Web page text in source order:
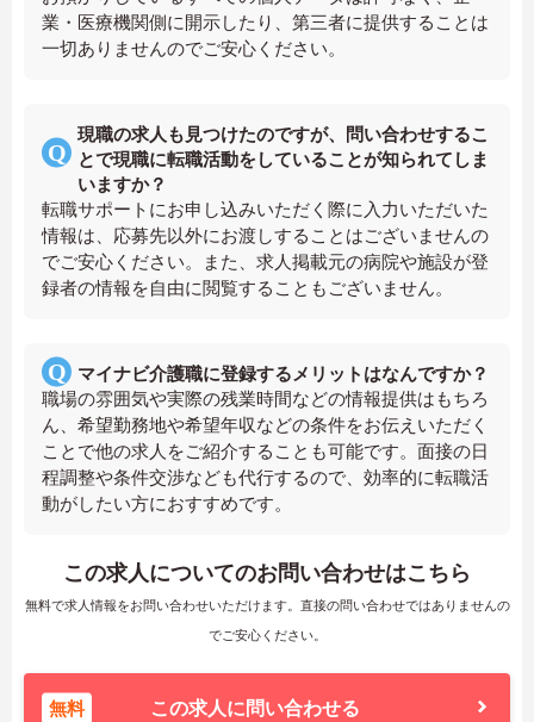
業・医療機関側に開示したり、第三者に提供することは
一切ありませんのでご安心ください。
現職の求人も見つけたのですが、問い合わせするこ
とで現職に転職活動をしていることが知られてしま
いますか？
転職サポートにお申し込みいただく際に入力いただいた
情報は、応募先以外にお渡しすることはございませんの
でご安心ください。また、求人掲載元の病院や施設が登
録者の情報を自由に閲覧することもございません。
マイナビ介護職に登録するメリットはなんですか？
職場の雰囲気や実際の残業時間などの情報提供はもちろ
ん、希望勤務地や希望年収などの条件をお伝えいただく
ことで他の求人をご紹介することも可能です。面接の日
程調整や条件交渉なども代行するので、効率的に転職活
動がしたい方におすすめです。
この求人についてのお問い合わせはこちら
無料で求人情報をお問い合わせいただけます。直接の問い合わせではありませんの
でご安心ください。
無料 この求人に問い合わせる